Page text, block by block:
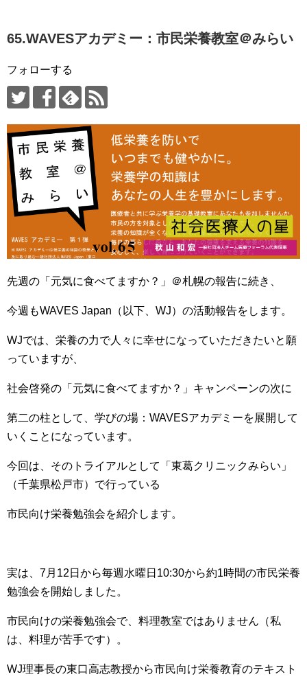
65.WAVESアカデミー：市民栄養教室＠みらい
フォローする
先週の「元気に食べてますか？」＠札幌の報告に続き、
今週もWAVES Japan（以下、WJ）の活動報告をします。
WJでは、栄養の力で人々に幸せになっていただきたいと願
っていますが、
社会啓発の「元気に食べてますか？」キャンペーンの次に
第二の柱として、学びの場：WAVESアカデミーを展開して
いくことになっています。
今回は、そのトライアルとして「東葛クリニックみらい」
（千葉県松戸市）で行っている
市民向け栄養勉強会を紹介します。
実は、7月12日から毎週水曜日10:30から約1時間の市民栄養
勉強会を開始しました。
市民向けの栄養勉強会で、料理教室ではありません（私
は、料理が苦手です）。
WJ理事長の東口高志教授から市民向け栄養教育のテキスト